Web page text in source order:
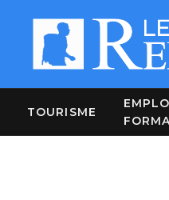
TOURISME